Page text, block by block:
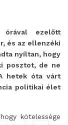
órával ezelőtt
és az ellenzéki
nyíltan, hogy
posztot, de ne
hetek óta várt
politikai élet
kötelessége